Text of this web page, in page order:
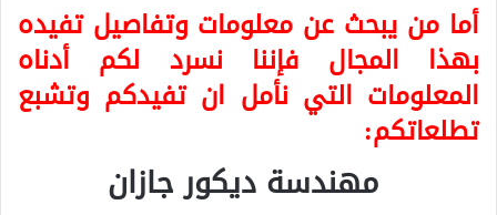
أما من يبحث عن معلومات وتفاصيل تفيده
بهذا المجال فإننا نسرد لكم أدناه
المعلومات التي نأمل ان تفيدكم وتشبع
تطلعاتكم:
مهندسة ديكور جازان